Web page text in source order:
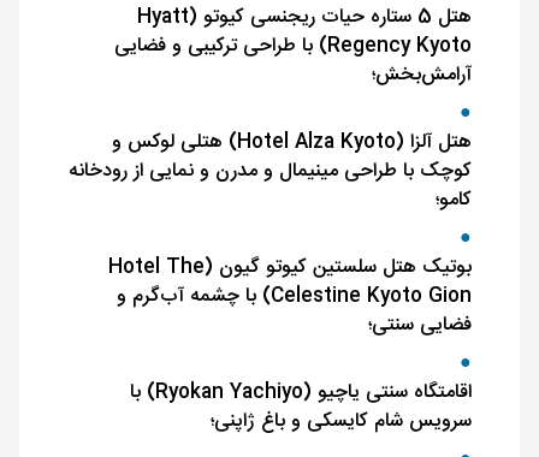
هتل 5 ستاره حیات ریجنسی کیوتو (Hyatt
Regency Kyoto) با طراحی ترکیبی و فضایی
آرامش‌بخش؛
هتل آلزا (Hotel Alza Kyoto) هتلی لوکس و
کوچک با طراحی مینیمال و مدرن و نمایی از رودخانه
کامو؛
بوتیک هتل سلستین کیوتو گیون (Hotel The
Celestine Kyoto Gion) با چشمه آب‌گرم و
فضایی سنتی؛
اقامتگاه سنتی یاچیو (Ryokan Yachiyo) با
سرویس شام کایسکی و باغ ژاپنی؛